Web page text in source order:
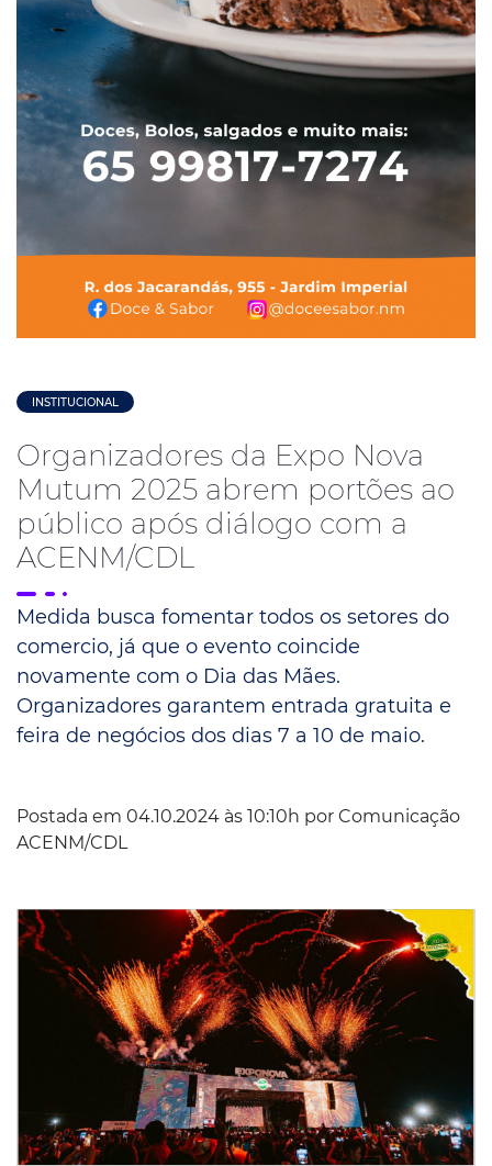
INSTITUCIONAL
Organizadores da Expo Nova
Mutum 2025 abrem portões ao
público após diálogo com a
ACENM/CDL
Medida busca fomentar todos os setores do
comercio, já que o evento coincide
novamente com o Dia das Mães.
Organizadores garantem entrada gratuita e
feira de negócios dos dias 7 a 10 de maio.
Postada em 04.10.2024 às 10:10h por Comunicação
ACENM/CDL